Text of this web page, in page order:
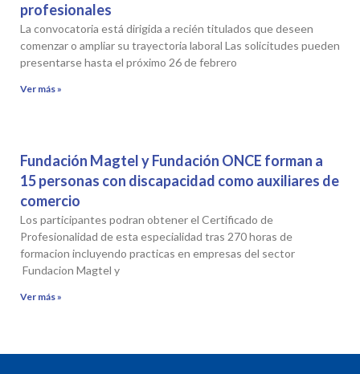
profesionales
La convocatoria está dirigida a recién titulados que deseen
comenzar o ampliar su trayectoria laboral Las solicitudes pueden
presentarse hasta el próximo 26 de febrero
Ver más »
Fundación Magtel y Fundación ONCE forman a
15 personas con discapacidad como auxiliares de
comercio
Los participantes podran obtener el Certificado de
Profesionalidad de esta especialidad tras 270 horas de
formacion incluyendo practicas en empresas del sector
Fundacion Magtel y
Ver más »